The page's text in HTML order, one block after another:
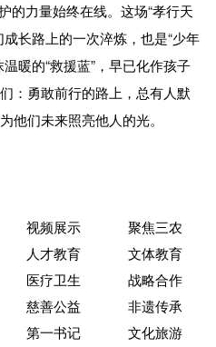
力量始终在线。这场“孝行天
长路上的一次淬炼，也是“少年
暖的“救援蓝”，早已化作孩子
：勇敢前行的路上，总有人默
他们未来照亮他人的光。
视频展示
聚焦三农
人才教育
文体教育
医疗卫生
战略合作
慈善公益
非遗传承
第一书记 文化旅游